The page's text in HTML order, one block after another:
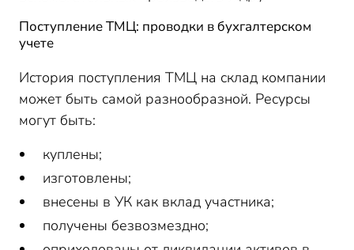
Поступление ТМЦ: проводки в бухгалтерском
учете
История поступления ТМЦ на склад компании
может быть самой разнообразной. Ресурсы
могут быть:
куплены;
изготовлены;
внесены в УК как вклад участника;
получены безвозмездно;